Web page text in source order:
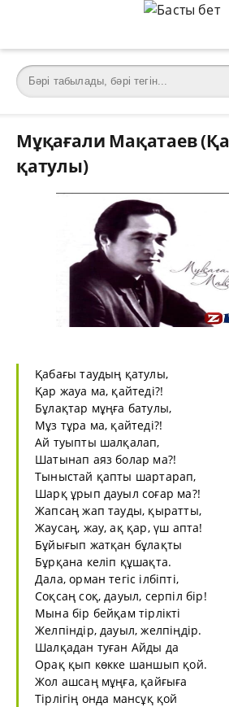
Мұқағали Мақатаев
қатулы)
Қабағы таудың қатулы,
Қар жауа ма, қайтеді?!
Бұлақтар мұңға батулы,
Мұз тұра ма, қайтеді?!
Ай туыпты шалқалап,
Шатынап аяз болар ма?!
Тыныстай қапты шартарап,
Шарқ ұрып дауыл соғар ма?!
Жапсаң жап тауды, қыратты,
Жаусаң, жау, ақ қар, үш апта!
Бұйығып жатқан бұлақты
Бұрқана келіп құшақта.
Дала, орман тегіс ілбіпті,
Соқсаң соқ, дауыл, серпіл бір!
Мына бір бейқам тірлікті
Желпіндір, дауыл, желпіңдір.
Шалқадан туған Айды да
Орақ қып көкке шаншып қой.
Жол ашсаң мұңға, қайғыға
Тірлігің онда мансұқ қой